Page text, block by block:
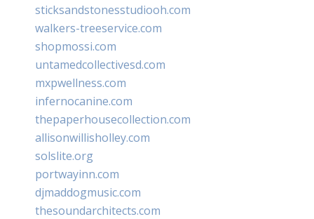
sticksandstonesstudiooh.com
walkers-treeservice.com
shopmossi.com
untamedcollectivesd.com
mxpwellness.com
infernocanine.com
thepaperhousecollection.com
allisonwillisholley.com
solslite.org
portwayinn.com
djmaddogmusic.com
thesoundarchitects.com